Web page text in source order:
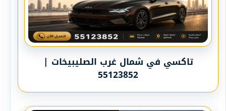
تاكسي في شمال غرب الصليبيخات |
55123852